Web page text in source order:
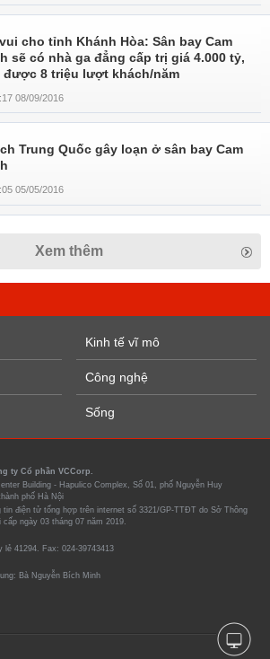
cho tỉnh Khánh Hòa: Sân bay Cam
sẽ có nhà ga đẳng cấp trị giá 4.000 tỷ,
được 8 triệu lượt khách/năm
08/09/2016
Trung Quốc gây loạn ở sân bay Cam
05/05/2016
Xem thêm
Kinh tế vĩ mô
Công nghệ
Sống
ty Cổ phần VCCorp.
Building - Hapulico Complex, Số 01, phố Nguyễn Huy
phố Hà Nội
tin điện tử tổng hợp trên internet số 3321/GP-TTĐT do Sở Thông
ngày 03 tháng 07 năm 2019.
lẻ 41294. Fax: 024-39743413
Bà Nguyễn Bích Minh